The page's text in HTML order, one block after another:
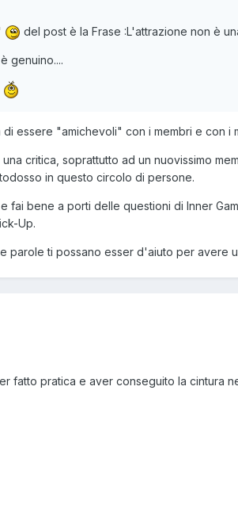
del post è la Frase :L'attrazione non è
genuino....
essere "amichevoli" con i membri e con i
critica, soprattutto ad un nuovissimo
in questo circolo di persone.
fai bene a porti delle questioni di Inner
Up.
parole ti possano esser d'aiuto per avere
fatto pratica e aver conseguito la cintura